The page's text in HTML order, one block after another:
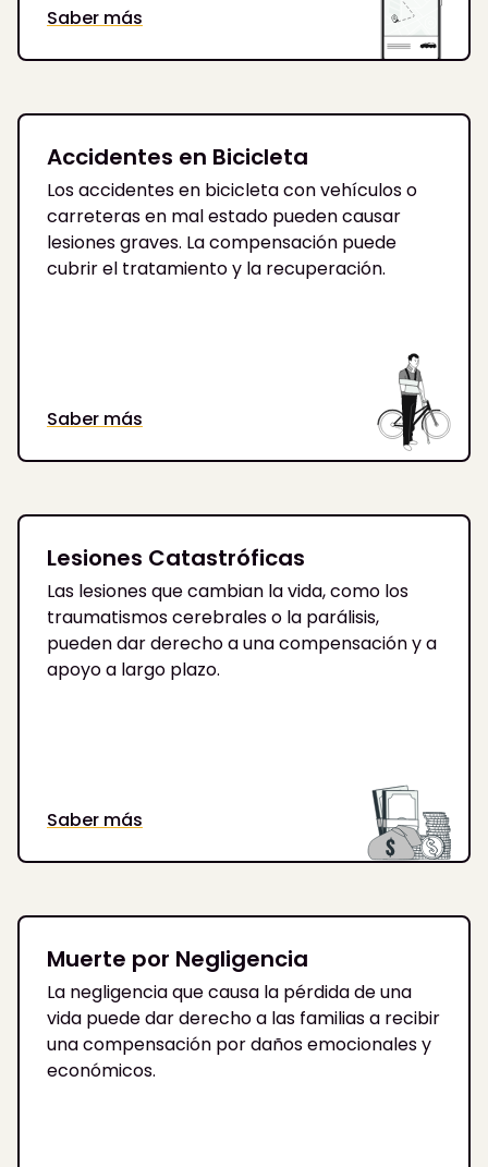
Saber más
Accidentes en Bicicleta
Los accidentes en bicicleta con vehículos o
carreteras en mal estado pueden causar
lesiones graves. La compensación puede
cubrir el tratamiento y la recuperación.
Saber más
Lesiones Catastróficas
Las lesiones que cambian la vida, como los
traumatismos cerebrales o la parálisis,
pueden dar derecho a una compensación y a
apoyo a largo plazo.
Saber más
Muerte por Negligencia
La negligencia que causa la pérdida de una
vida puede dar derecho a las familias a recibir
una compensación por daños emocionales y
económicos.